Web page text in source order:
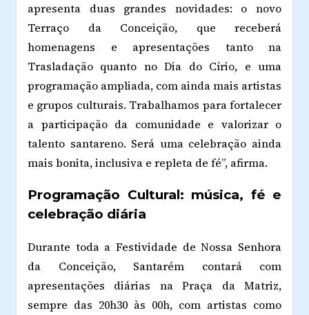
apresenta duas grandes novidades: o novo
Terraço da Conceição, que receberá
homenagens e apresentações tanto na
Trasladação quanto no Dia do Círio, e uma
programação ampliada, com ainda mais artistas
e grupos culturais. Trabalhamos para fortalecer
a participação da comunidade e valorizar o
talento santareno. Será uma celebração ainda
mais bonita, inclusiva e repleta de fé”, afirma.
Programação Cultural: música, fé e
celebração diária
Durante toda a Festividade de Nossa Senhora
da Conceição, Santarém contará com
apresentações diárias na Praça da Matriz,
sempre das 20h30 às 00h, com artistas como